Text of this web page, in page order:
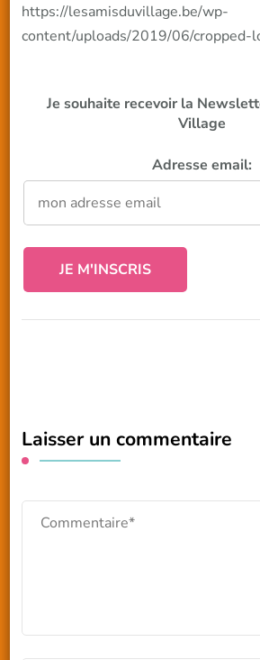
https://lesamisduvillage.be/wp-
content/uploads/2019/06/cropped-
Je souhaite recevoir la
Village
Adresse email:
Laisser un commentaire